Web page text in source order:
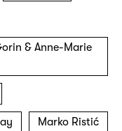
& Anne-Marie
Marko Ristić